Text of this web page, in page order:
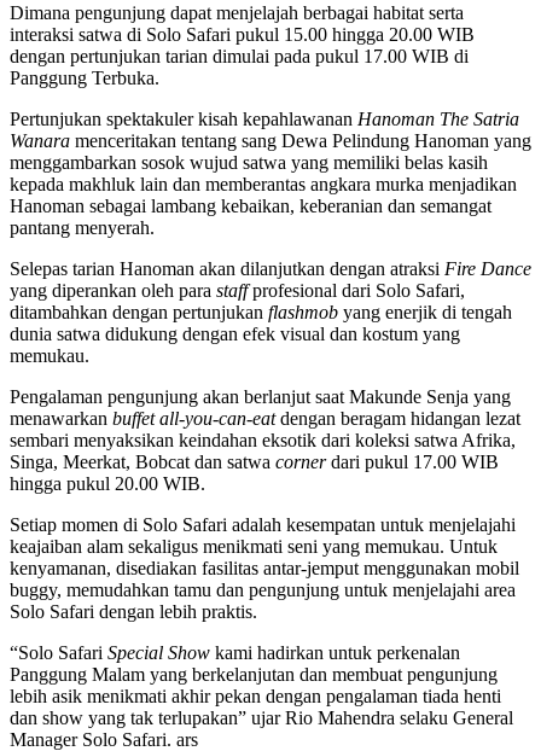
Dimana pengunjung dapat menjelajah berbagai habitat serta
interaksi satwa di Solo Safari pukul 15.00 hingga 20.00 WIB
dengan pertunjukan tarian dimulai pada pukul 17.00 WIB di
Panggung Terbuka.
Pertunjukan spektakuler kisah kepahlawanan Hanoman The Satria
Wanara menceritakan tentang sang Dewa Pelindung Hanoman yang
menggambarkan sosok wujud satwa yang memiliki belas kasih
kepada makhluk lain dan memberantas angkara murka menjadikan
Hanoman sebagai lambang kebaikan, keberanian dan semangat
pantang menyerah.
Selepas tarian Hanoman akan dilanjutkan dengan atraksi Fire Dance
yang diperankan oleh para staffprofesional dari Solo Safari,
ditambahkan dengan pertunjukan flashmob yang enerjik di tengah
dunia satwa didukung dengan efek visual dan kostum yang
memukau.
Pengalaman pengunjung akan berlanjut saat Makunde Senja yang
menawarkan buffet all-you-can-eatdengan beragam hidangan lezat
sembari menyaksikan keindahan eksotik dari koleksi satwa Afrika,
Singa, Meerkat, Bobcat dan satwa cornerdari pukul 17.00 WIB
hingga pukul 20.00 WIB.
Setiap momen di Solo Safari adalah kesempatan untuk menjelajahi
keajaiban alam sekaligus menikmati seni yang memukau. Untuk
kenyamanan, disediakan fasilitas antar-jemput menggunakan mobil
buggy, memudahkan tamu dan pengunjung untuk menjelajahi area
Solo Safari dengan lebih praktis.
“Solo Safari Special Show kami hadirkan untuk perkenalan
Panggung Malam yang berkelanjutan dan membuat pengunjung
lebih asik menikmati akhir pekan dengan pengalaman tiada henti
dan show yang tak terlupakan” ujar Rio Mahendra selaku General
Manager Solo Safari. ars